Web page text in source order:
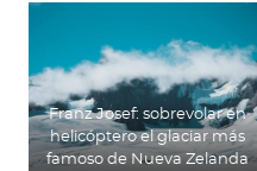
Franz Josef: sobrevolar en
helicóptero el glaciar más
famoso de Nueva Zelanda